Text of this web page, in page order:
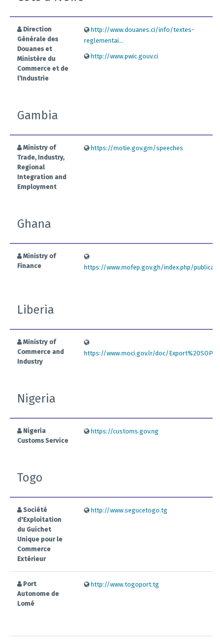
Direction
Générale des
Douanes et
Ministère du
Commerce et de
l’Industrie
http://www.douanes.ci/info/textes-
reglementai...
http://www.pwic.gouv.ci
Gambia
Ministry of
Trade, Industry,
Regional
Integration and
Employment
https://motie.gov.gm/speeches
Ghana
Ministry of
Finance
https://www.mofep.gov.gh/index.php/
Liberia
Ministry of
Commerce and
Industry
https://www.moci.gov.lr/doc/
Nigeria
Nigeria
Customs Service
https://customs.gov.ng
Togo
Société
d'Exploitation
du Guichet
Unique pour le
Commerce
Extérieur
http://www.segucetogo.tg
Port
Autonome de
Lomé
http://www.togoport.tg